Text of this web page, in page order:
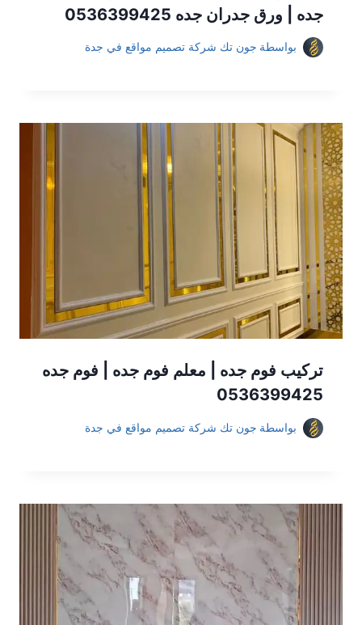
جده | ورق جدران جده 0536399425
بواسطة جون تك شركة تصميم مواقع في جدة
تركيب فوم جده | معلم فوم جده | فوم جده
0536399425
بواسطة جون تك شركة تصميم مواقع في جدة